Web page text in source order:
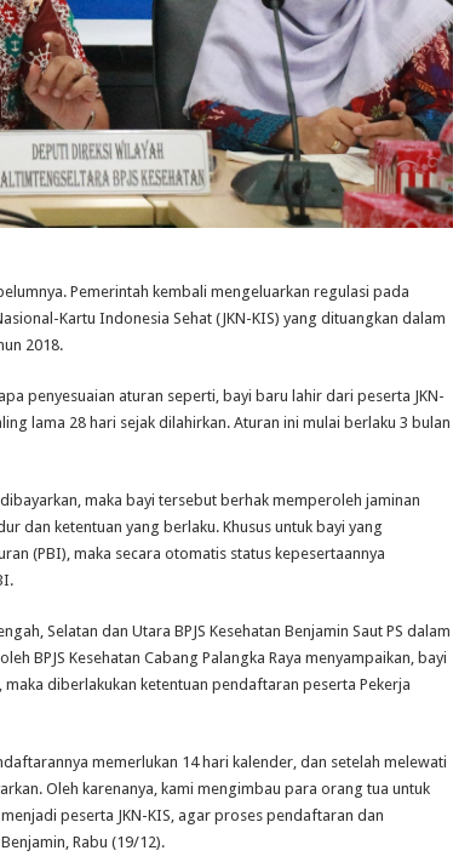
Pemerintah kembali mengeluarkan regulasi pada
Kartu Indonesia Sehat (JKN-KIS) yang dituangkan dalam
2018.
penyesuaian aturan seperti, bayi baru lahir dari peserta JKN-
lama 28 hari sejak dilahirkan. Aturan ini mulai berlaku 3 bulan
maka bayi tersebut berhak memperoleh jaminan
dan ketentuan yang berlaku. Khusus untuk bayi yang
(PBI), maka secara otomatis status kepesertaannya
Selatan dan Utara BPJS Kesehatan Benjamin Saut PS dalam
BPJS Kesehatan Cabang Palangka Raya menyampaikan, bayi
diberlakukan ketentuan pendaftaran peserta Pekerja
memerlukan 14 hari kalender, dan setelah melewati
Oleh karenanya, kami mengimbau para orang tua untuk
peserta JKN-KIS, agar proses pendaftaran dan
Rabu (19/12).